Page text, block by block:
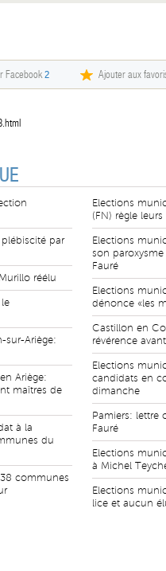
Facebook2 Ajouter aux
par
réélu
sur-Ariège:
Ariège:
maîtres de
à la
du
communes
Elections
(FN) règle
Elections
son
Fauré
Elections
dénonce «les
Castillon en
révérence
Elections
candidats en
dimanche
Pamiers: lettre
Fauré
Elections
à Michel
Elections
lice et aucun